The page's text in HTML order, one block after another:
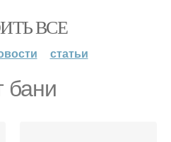
ВСЕ
статьи
бани